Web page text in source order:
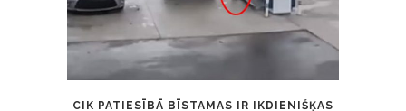
CIK PATIESĪBĀ BĪSTAMAS IR IKDIENIŠĶAS